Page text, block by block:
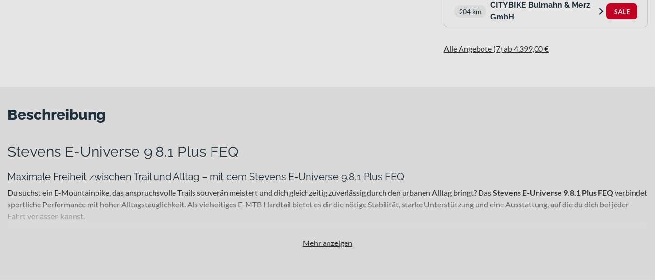
SALE
204 km
CITYBIKE Bulmahn & Merz
GmbH
Alle Angebote (7) ab 4.399,00 €
Beschreibung
Stevens E-Universe 9.8.1 Plus FEQ
Maximale Freiheit zwischen Trail und Alltag – mit dem Stevens E-Universe 9.8.1 Plus FEQ
Du suchst ein E-Mountainbike, das anspruchsvolle Trails souverän meistert und dich gleichzeitig zuverlässig durch den urbanen Alltag bringt? DasStevens E-Universe 9.8.1 Plus FEQverbindet
sportliche Performance mit hoher Alltagstauglichkeit. Als vielseitiges E-MTB Hardtail bietet es dir die nötige Stabilität, starke Unterstützung und eine Ausstattung, auf die du dich bei jeder
Fahrt verlassen kannst.
Mehr anzeigen